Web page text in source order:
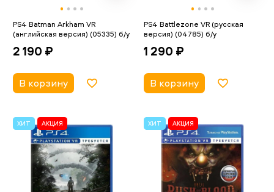
PS4 Batman Arkham VR
(английская версия) (05335) б/у
2 190 ₽
В корзину
PS4 Battlezone VR (русская
версия) (04785) б/у
1 290 ₽
В корзину
ХИТ АКЦИЯ ХИТ АКЦИЯ